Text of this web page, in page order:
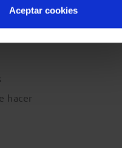
Aceptar cookies
ni
hacer